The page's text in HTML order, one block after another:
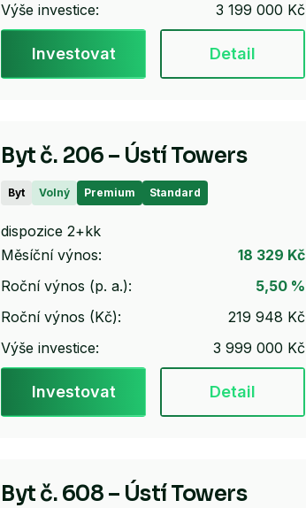
Výše investice:
3 199 000 Kč
Investovat Detail
Byt č. 206 – Ústí Towers
Byt Volný Premium Standard
dispozice 2+kk
Měsíční výnos:
18 329 Kč
Roční výnos (p. a.):
5,50 %
Roční výnos (Kč):
219 948 Kč
Výše investice:
3 999 000 Kč
Investovat Detail
Byt č. 608 – Ústí Towers